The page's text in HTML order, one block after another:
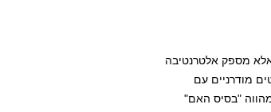
אלא מספק אלטרנטיבה
מודרניים עם
"בסיס האם"